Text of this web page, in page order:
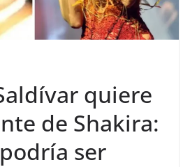
quiere
de Shakira:
ser